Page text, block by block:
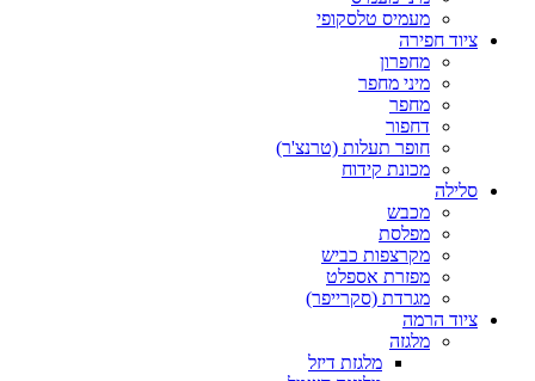
מעמיס טלסקופי
ציוד חפירה
מחפרון
מיני מחפר
מחפר
דחפור
חופר תעלות (טרנצ'ר)
מכונת קידוח
סלילה
מכבש
מפלסת
מקרצפות כביש
מפזרת אספלט
מגרדת (סקרייפר)
ציוד הרמה
מלגזה
מלגזת דיזל